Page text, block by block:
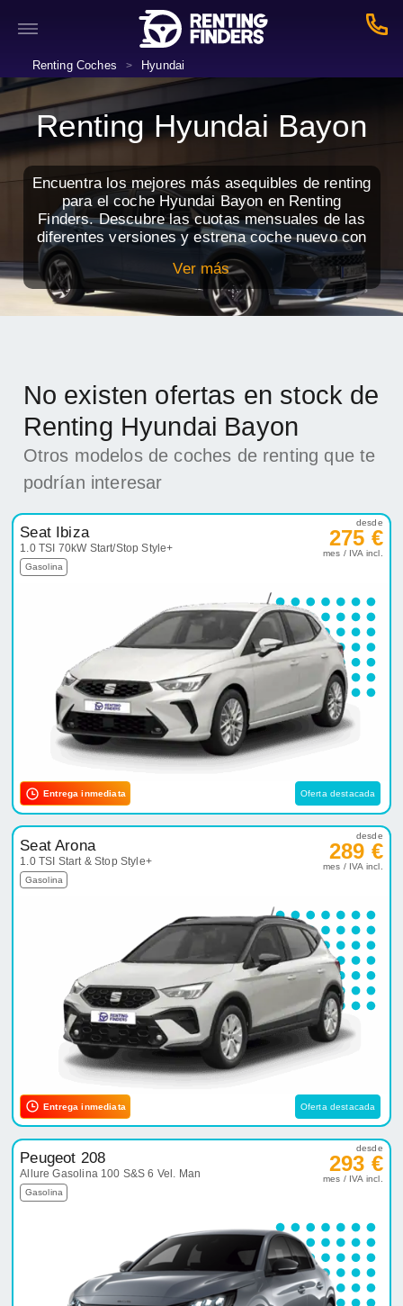
Renting Coches > Hyundai
Renting Hyundai Bayon
Encuentra los mejores más asequibles de renting
para el coche Hyundai Bayon en Renting
Finders. Descubre las cuotas mensuales de las
diferentes versiones y estrena coche nuevo con
todos los servicios incluidos.
Ver más
No existen ofertas en stock de
Renting Hyundai Bayon
Otros modelos de coches de renting que te
podrían interesar
Seat Ibiza
1.0 TSI 70kW Start/Stop Style+
Gasolina
desde
275 €
mes / IVA incl.
Entrega inmediata Oferta destacada
Seat Arona
1.0 TSI Start & Stop Style+
Gasolina
desde
289 €
mes / IVA incl.
Entrega inmediata Oferta destacada
Peugeot 208
Allure Gasolina 100 S&S 6 Vel. Man
Gasolina
desde
293 €
mes / IVA incl.